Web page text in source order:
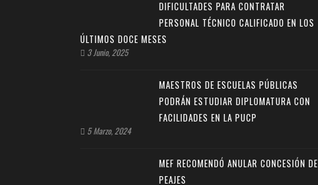
DIFICULTADES PARA CONTRATAR
PERSONAL TÉCNICO CALIFICADO EN LOS
ÚLTIMOS DOCE MESES
3 Junio, 2025
MAESTROS DE ESCUELAS PÚBLICAS
PODRÁN ESTUDIAR DIPLOMATURA CON
FACILIDADES EN LA PUCP
5 Marzo, 2024
MEF RECOMENDÓ ANULAR CONCESIÓN DE
PEAJES